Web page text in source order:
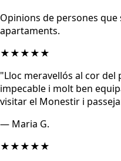
Opinions de persones
apartaments.
★★★★★
"Lloc meravellós al cor del
impecable i molt ben
visitar el Monestir i
— Maria G.
★★★★★